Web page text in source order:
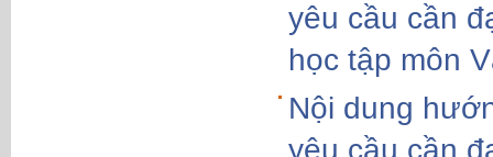
yêu cầu cần
học tập môn
Nội dung